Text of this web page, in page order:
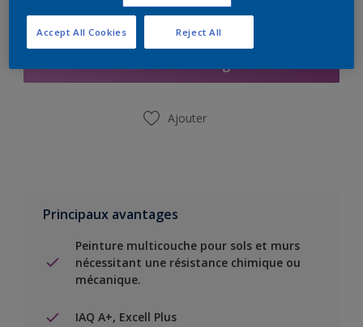
Ajouter à la liste d’achats
Ajouter
Principaux avantages
Peinture multicouche pour sols et murs
nécessitant une résistance chimique ou
mécanique.
IAQ A+, Excell Plus
Reject All
Accept All Cookies